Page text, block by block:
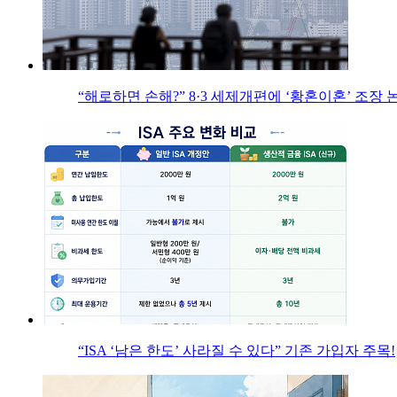
“해로하면 손해?” 8·3 세제개편에 ‘황혼이혼’ 조장
“ISA ‘남은 한도’ 사라질 수 있다” 기존 가입자 주목!